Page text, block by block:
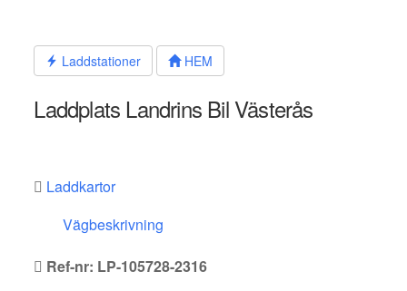
innehållet Laddstationer HEM
Laddplats Landrins Bil Västerås
Laddkartor
Vägbeskrivning
Ref-nr: LP-105728-2316